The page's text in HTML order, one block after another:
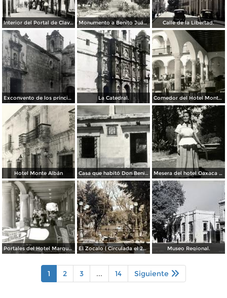
Interior del Portal de Clavería Monumento a Benito Juárez Calle de la Libertad.
Exconvento de los principes. La Catedral. Comedor del Hotel Monte Albán
Hotel Monte Albán Casa que habitó Don Benito Juárez Mesera del hotel Oaxaca Courts vistiendo traje típico
Portales del Hotel Marqués del Valle El Zocalo ( Circulada el 23 de Julio de 1953 ). Museo Regional.
1 2 3 ... 14 Siguiente